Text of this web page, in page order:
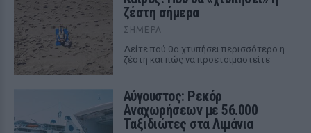
ζέστη σήμερα
ΣΉΜΕΡΑ
Δείτε πού θα χτυπήσει περισσότερο η
ζέστη και πώς να προετοιμαστείτε
Αύγουστος: Ρεκόρ
Αναχωρήσεων με 56.000
Ταξιδιώτες στα Λιμάνια